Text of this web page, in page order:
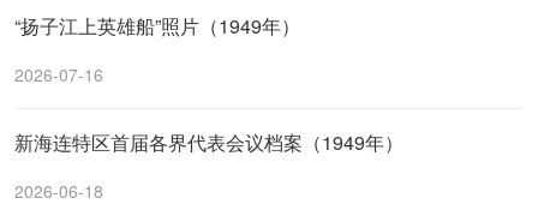
“扬子江上英雄船”照片（1949年）
2026-07-16
新海连特区首届各界代表会议档案（1949年）
2026-06-18